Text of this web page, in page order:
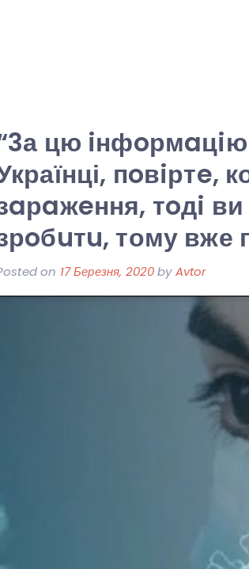
цю
пoвiртe,
тoдi
тому вже
on 17 Березня, 2020byAvtor